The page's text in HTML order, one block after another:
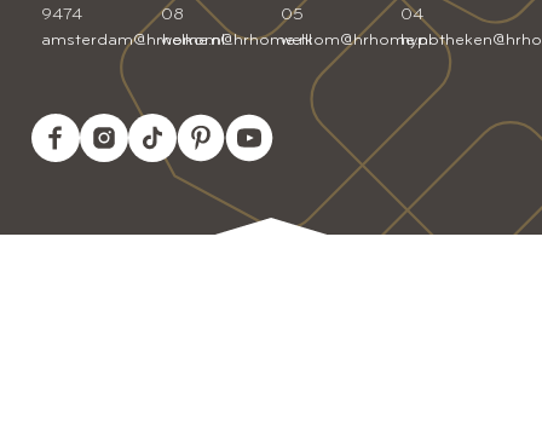
9474
amsterdam@hrhome.nl
08
welkom@hrhome.nl
05
welkom@hrhome.nl
04